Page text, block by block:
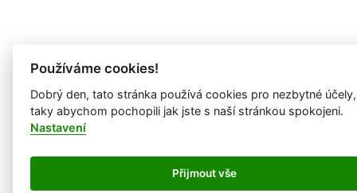
Používáme cookies!
Dobrý den, tato stránka používá cookies pro nezbytné
taky abychom pochopili jak jste s naší stránkou spokojeni.
Nastavení
Přijmout vše